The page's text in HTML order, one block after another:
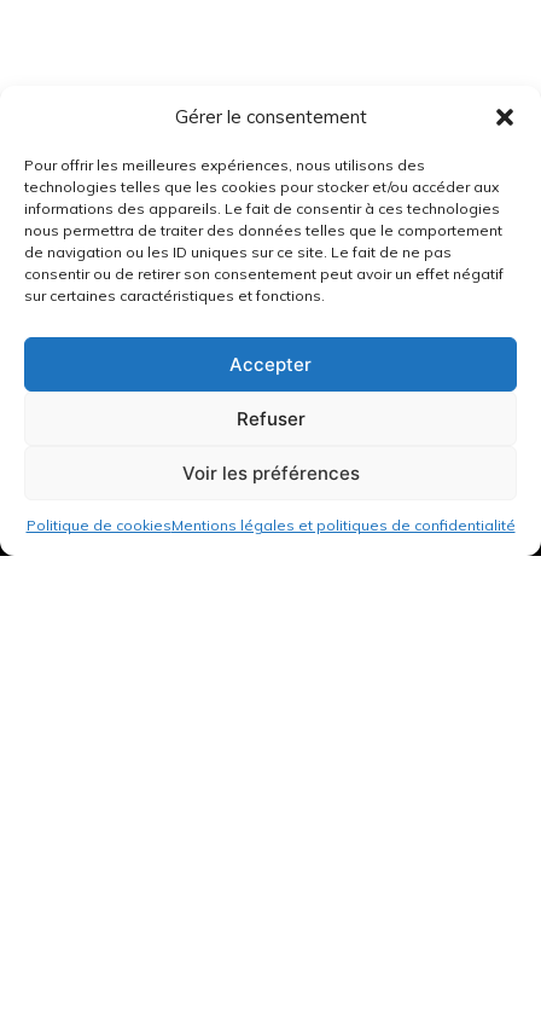
Gérer le consentement
Pour offrir les meilleures expériences, nous utilisons des
technologies telles que les cookies pour stocker et/ou accéder aux
informations des appareils. Le fait de consentir à ces technologies
nous permettra de traiter des données telles que le comportement
de navigation ou les ID uniques sur ce site. Le fait de ne pas
consentir ou de retirer son consentement peut avoir un effet négatif
sur certaines caractéristiques et fonctions.
Accepter
Refuser
Voir les préférences
Politique de cookiesMentions légales et politiques de confidentialité